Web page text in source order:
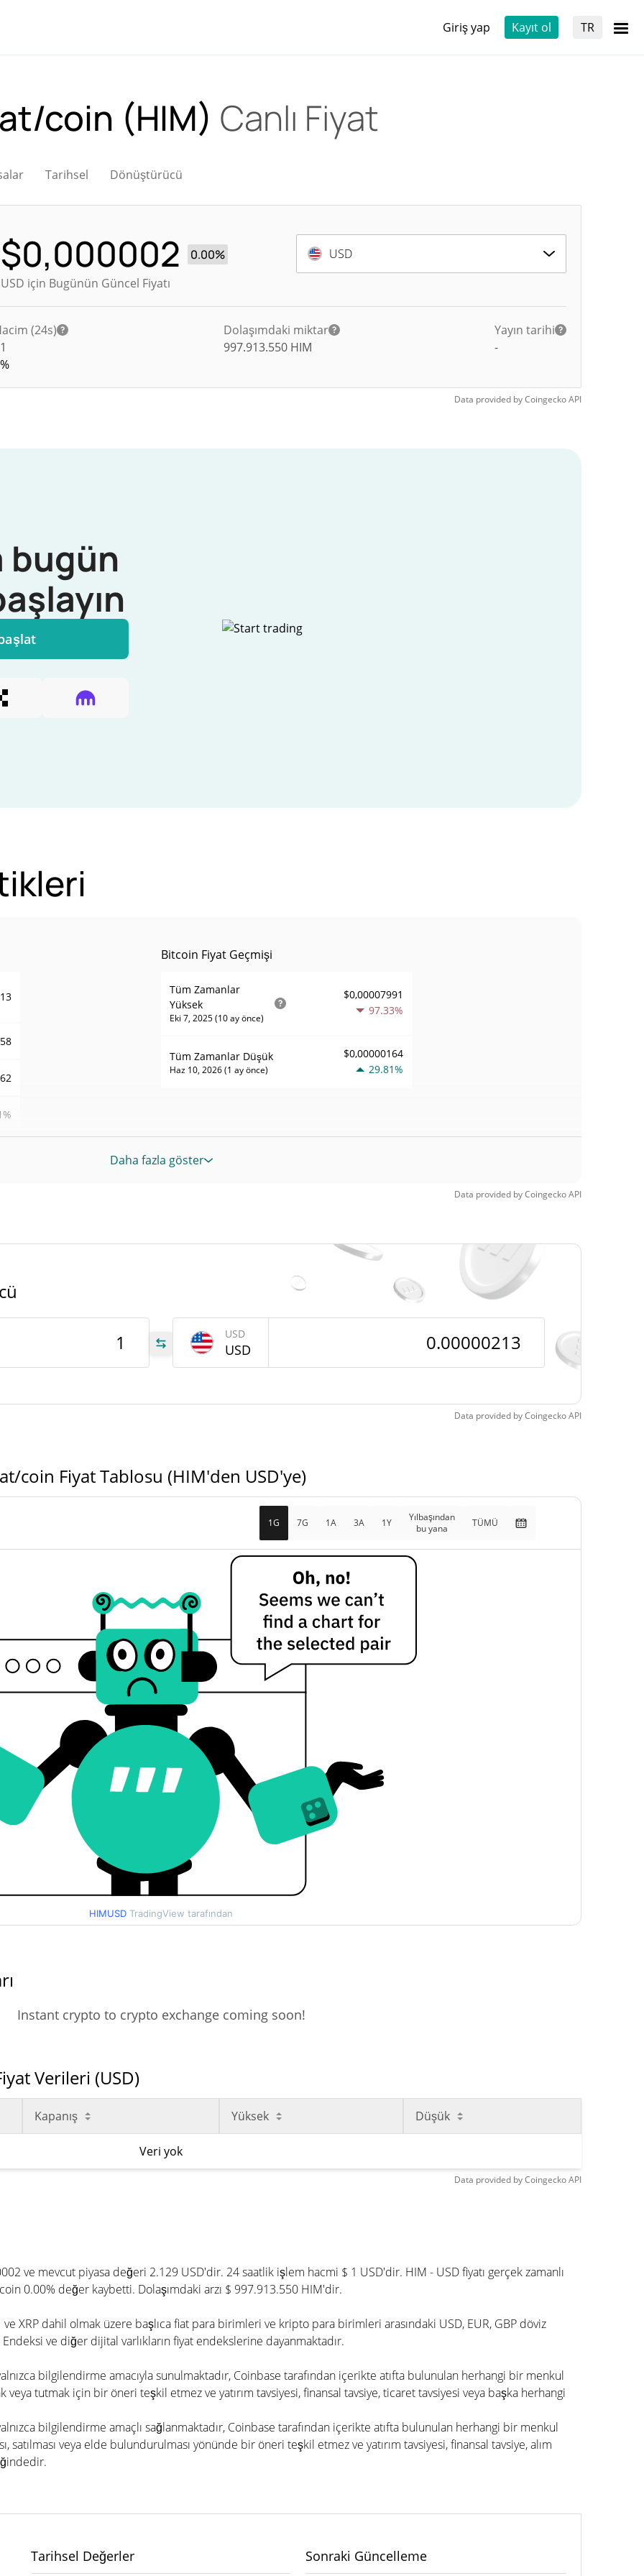
Giriş yap Kayıt ol TR
coin (HIM) Canlı Fiyat
Tarihsel Dönüştürücü
$0,000002
0.00%
USD için Bugünün Güncel Fiyatı
USD
(24s)
1
Dolaşımdaki miktar
997.913.550 HIM
Yayın tarihi
-
Data provided byCoingeckoAPI
bugün
Bitcoin Fiyat Geçmişi
Tüm Zamanlar
Yüksek
Eki 7, 2025 (10 ay önce)
$0,00007991
97.33%
Tüm Zamanlar Düşük
Haz 10, 2026 (1 ay önce)
$0,00000164
29.81%
Daha fazla göster
Data provided byCoingeckoAPI
USD
USD
Data provided byCoingeckoAPI
coin Fiyat Tablosu (HIM'den USD'ye)
1G 7G 1A 3A 1Y
Yılbaşından
bu yana
TÜMÜ
HIMUSD TradingView tarafından
Instant crypto to crypto exchange coming soon!
Verileri (USD)
Kapanış Yüksek Düşük
Veri yok
Data provided byCoingeckoAPI
ve mevcut piyasa değeri 2.129 USD'dir. 24 saatlik işlem hacmi $ 1 USD'dir. HIM - USD fiyatı gerçek zamanlı
0.00% değer kaybetti. Dolaşımdaki arzı $ 997.913.550 HIM'dir.
XRP dahil olmak üzere başlıca fiat para birimleri ve kripto para birimleri arasındaki USD, EUR, GBP döviz
ve diğer dijital varlıkların fiyat endekslerine dayanmaktadır.
bilgilendirme amacıyla sunulmaktadır, Coinbase tarafından içerikte atıfta bulunulan herhangi bir menkul
veya tutmak için bir öneri teşkil etmez ve yatırım tavsiyesi, finansal tavsiye, ticaret tavsiyesi veya başka herhangi
bilgilendirme amaçlı sağlanmaktadır, Coinbase tarafından içerikte atıfta bulunulan herhangi bir menkul
satılması veya elde bulundurulması yönünde bir öneri teşkil etmez ve yatırım tavsiyesi, finansal tavsiye, alım
Tarihsel Değerler Sonraki Güncelleme